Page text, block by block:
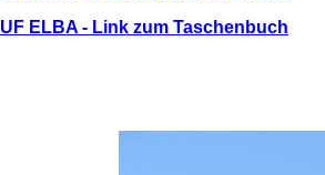
ELBA - Link zum Taschenbuch